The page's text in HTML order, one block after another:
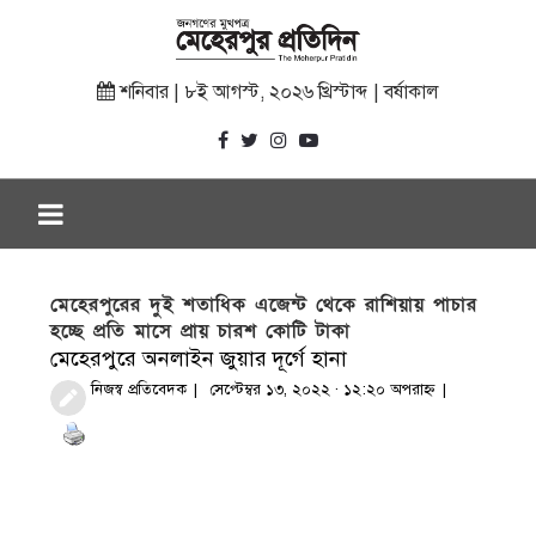
শনিবার | ৮ই আগস্ট, ২০২৬ খ্রিস্টাব্দ | বর্ষাকাল
মেহেরপুরের দুই শতাধিক এজেন্ট থেকে রাশিয়ায় পাচার
হচ্ছে প্রতি মাসে প্রায় চারশ কোটি টাকা
মেহেরপুরে অনলাইন জুয়ার দূর্গে হানা
নিজস্ব প্রতিবেদক সেপ্টেম্বর ১৩, ২০২২ · ১২:২০ অপরাহ্ণ